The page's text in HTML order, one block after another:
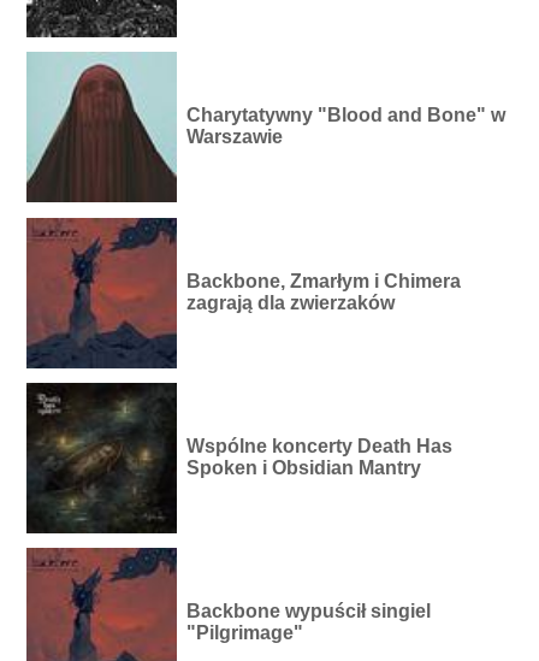
Charytatywny "Blood and Bone" w
Warszawie
Backbone, Zmarłym i Chimera
zagrają dla zwierzaków
Wspólne koncerty Death Has
Spoken i Obsidian Mantry
Backbone wypuścił singiel
"Pilgrimage"